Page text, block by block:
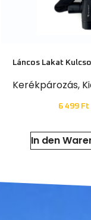
Láncos Lakat
Kerékpározás,
6 499 Ft
In den